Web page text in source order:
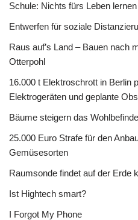
Schule: Nichts fürs Leben
Entwerfen für soziale
Raus auf’s Land – Bauen nach
Otterpohl
16.000 t Elektroschrott in Berlin
Elektrogeräten und geplante
Bäume steigern das
25.000 Euro Strafe für den
Gemüsesorten
Raumsonde findet auf der Erde
Ist Hightech smart?
I Forgot My Phone